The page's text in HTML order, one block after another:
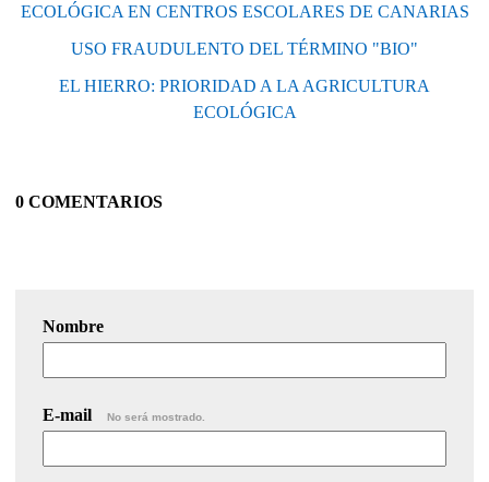
ECOLÓGICA EN CENTROS ESCOLARES DE CANARIAS
USO FRAUDULENTO DEL TÉRMINO "BIO"
EL HIERRO: PRIORIDAD A LA AGRICULTURA
ECOLÓGICA
0 COMENTARIOS
Nombre
E-mail No será mostrado.